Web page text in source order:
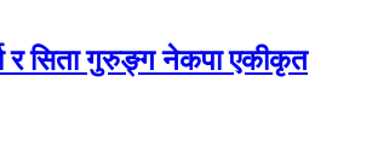
र सिता गुरुङ्ग नेकपा एकीकृत